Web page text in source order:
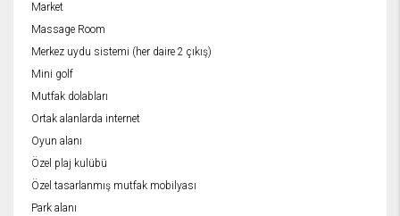
Market
Massage Room
Merkez uydu sistemi (her daire 2 çıkış)
Mini golf
Mutfak dolabları
Ortak alanlarda internet
Oyun alanı
Özel plaj kulübü
Özel tasarlanmış mutfak mobilyası
Park alanı